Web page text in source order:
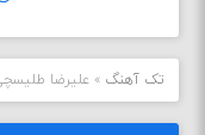
تک آهنگ »علیرضا